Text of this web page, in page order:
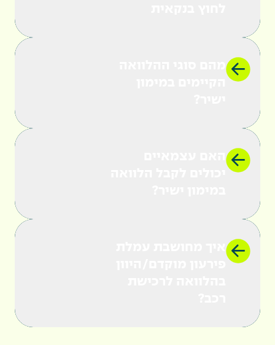
הערות נוספות:
ככל שההלוואה צמודה למדד המחירים לצרכן, אזי
גם תשלומי ההלוואה שטרם נפרעו בהתאם ללוח
לצרכן הידוע נכון למועד הפירעון המוקדם.
ביצוע תשלום, הרי שהערך הנוכחי של תשלומי
ההלוואה שטרם נפרעו בהתאם ללוח הסילוקין